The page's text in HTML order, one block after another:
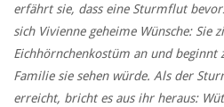
erfährt sie, dass eine Sturmflut
sich Vivienne geheime Wünsche: Sie
Eichhörnchenkostüm an und beginnt
Familie sie sehen würde. Als der
erreicht, bricht es aus ihr heraus: